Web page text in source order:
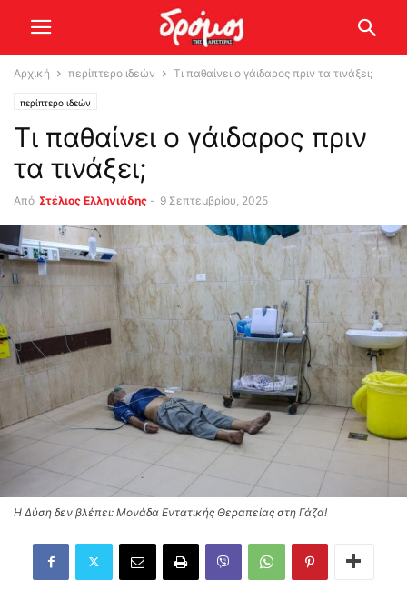
Αρχική περίπτερο ιδεών Τι παθαίνει ο γάιδαρος πριν τα τινάξει;
περίπτερο ιδεών
Τι παθαίνει ο γάιδαρος πριν
τα τινάξει;
Από Στέλιος Ελληνιάδης - 9 Σεπτεμβρίου, 2025
Η Δύση δεν βλέπει: Μονάδα Εντατικής Θεραπείας στη Γάζα!